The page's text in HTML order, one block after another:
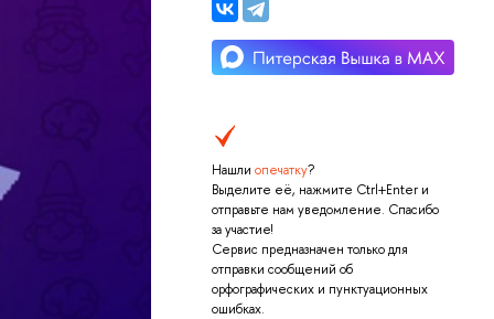
Нашли опечатку?
Выделите её, нажмите Ctrl+Enter и
отправьте нам уведомление. Спасибо
за участие!
Сервис предназначен только для
отправки сообщений об
орфографических и пунктуационных
ошибках.